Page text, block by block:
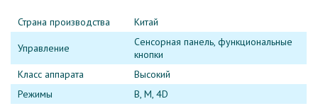
Страна производства Китай
Управление
Сенсорная панель, функциональные
кнопки
Класс аппарата
Высокий
Режимы
B, M, 4D